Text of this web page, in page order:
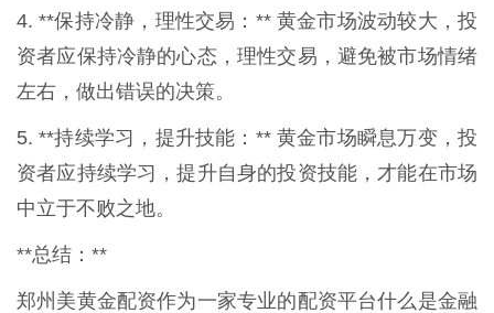
4. **保持冷静，理性交易：** 黄金市场波动较大，投
资者应保持冷静的心态，理性交易，避免被市场情绪
左右，做出错误的决策。
5. **持续学习，提升技能：** 黄金市场瞬息万变，投
资者应持续学习，提升自身的投资技能，才能在市场
中立于不败之地。
**总结：**
郑州美黄金配资作为一家专业的配资平台什么是金融